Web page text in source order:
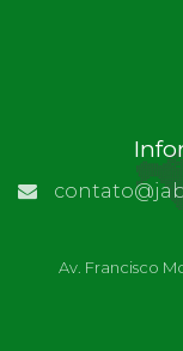
contato@jaborandi.ba.gov.br |
Av. Francisco